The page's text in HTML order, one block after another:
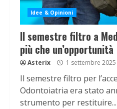
Idee & Opinioni
Il semestre filtro a
più che un’opportunità
Asterix 1 settembre 2025
Il semestre filtro per
Odontoiatria era stato
strumento per restituire...